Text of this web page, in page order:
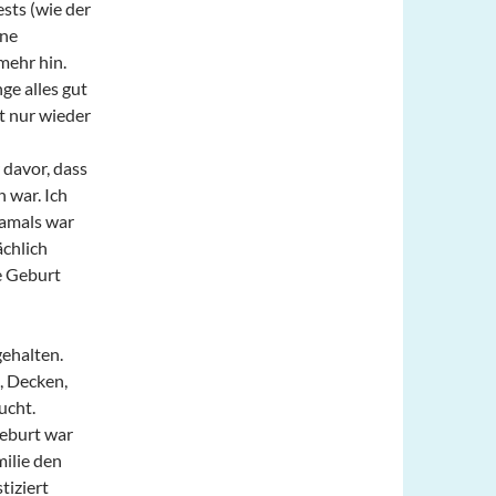
(wie der
hin.
alles gut
nur wieder
dass
war. Ich
war
Geburt
Decken,
war
den